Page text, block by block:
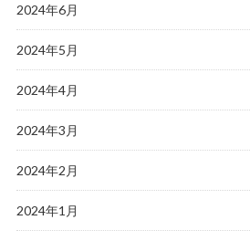
2024年6月
2024年5月
2024年4月
2024年3月
2024年2月
2024年1月